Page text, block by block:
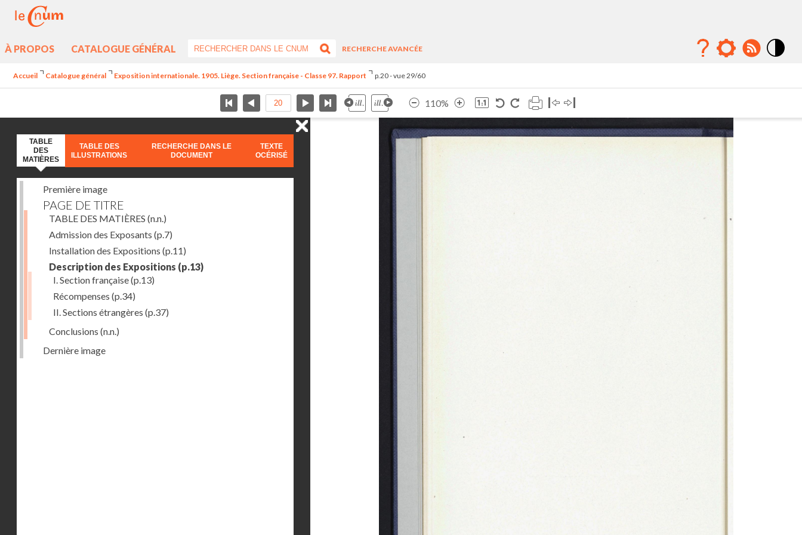
À PROPOS CATALOGUE GÉNÉRAL
RECHERCHE AVANCÉE
Accueil Catalogue général Exposition internationale. 1905. Liège. Section française - Classe 97. Rapport p.20 - vue 29/60
110%
TABLE
DES
MATIÈRES
TABLE DES
ILLUSTRATIONS
RECHERCHE DANS LE
DOCUMENT
TEXTE
OCÉRISÉ
Première image
PAGE DE TITRE
TABLE DES MATIÈRES (n.n.)
Admission des Exposants (p.7)
Installation des Expositions (p.11)
Description des Expositions (p.13)
I. Section française(p.13)
Récompenses (p.34)
II. Sections étrangères (p.37)
Conclusions (n.n.)
Dernière image